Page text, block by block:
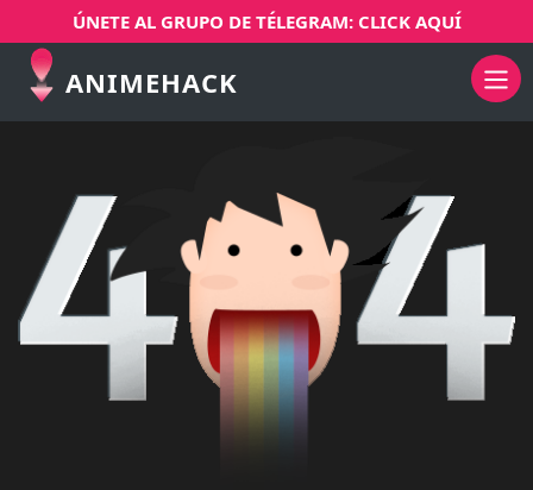
ÚNETE AL GRUPO DE TÉLEGRAM: CLICK AQUÍ
ANIMEHACK